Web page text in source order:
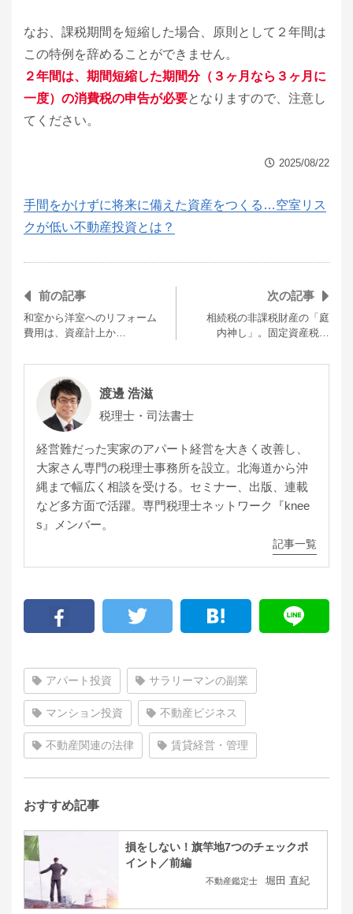
なお、課税期間を短縮した場合、原則として２年間は
この特例を辞めることができません。
２年間は、期間短縮した期間分（３ヶ月なら３ヶ月に
一度）の消費税の申告が必要となりますので、注意し
てください。
2025/08/22
手間をかけずに将来に備えた資産をつくる…空室リス
クが低い不動産投資とは？
前の記事
和室から洋室へのリフォーム
費用は、資産計上か…
次の記事
相続税の非課税財産の「庭
内神し」。固定資産税…
渡邊 浩滋
税理士・司法書士
経営難だった実家のアパート経営を大きく改善し、
大家さん専門の税理士事務所を設立。北海道から沖
縄まで幅広く相談を受ける。セミナー、出版、連載
など多方面で活躍。専門税理士ネットワーク『knee
s』メンバー。
記事一覧
アパート投資 サラリーマンの副業
マンション投資 不動産ビジネス
不動産関連の法律 賃貸経営・管理
おすすめ記事
損をしない！旗竿地7つのチェックポ
イント／前編
不動産鑑定士 堀田 直紀